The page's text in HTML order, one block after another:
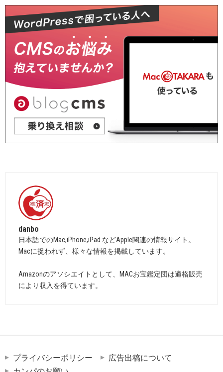
danbo
日本語でのMac,iPhone,iPad などApple関連の情報サイト。
Macに捉われず、様々な情報を掲載しています。
Amazonのアソシエイトとして、MACお宝鑑定団は適格販売
により収入を得ています。
プライバシーポリシー
広告出稿について